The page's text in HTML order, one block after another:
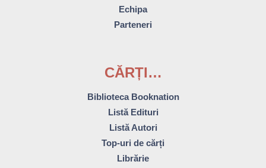
Echipa
Parteneri
CĂRȚI…
Biblioteca Booknation
Listă Edituri
Listă Autori
Top-uri de cărți
Librărie